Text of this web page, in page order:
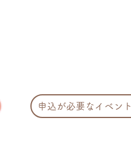
申込が必要なイベント